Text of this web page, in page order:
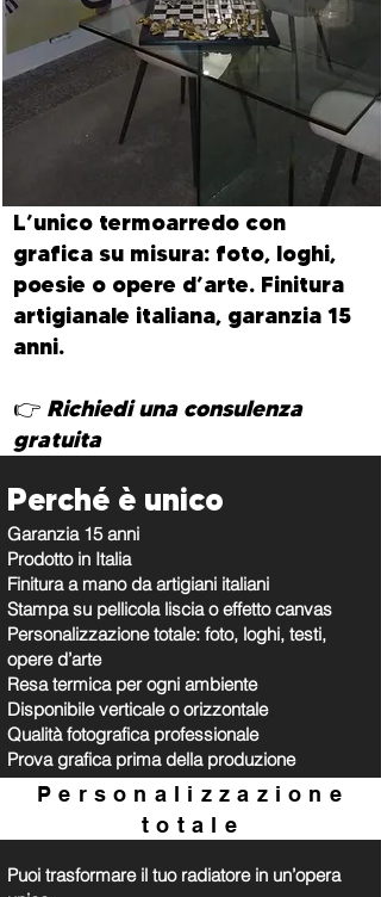
L’unico termoarredo con
grafica su misura: foto, loghi,
poesie o opere d’arte. Finitura
artigianale italiana, garanzia 15
anni.
👉 Richiedi una consulenza
gratuita
Perché è unico
Garanzia 15 anni
Prodotto in Italia
Finitura a mano da artigiani italiani
Stampa su pellicola liscia o effetto canvas
Personalizzazione totale: foto, loghi, testi,
opere d’arte
Resa termica per ogni ambiente
Disponibile verticale o orizzontale
Qualità fotografica professionale
Prova grafica prima della produzione
Personalizzazione
totale
Puoi trasformare il tuo radiatore in un’opera